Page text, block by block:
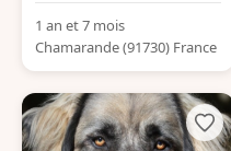
1 an et 7 mois
Chamarande (91730) France